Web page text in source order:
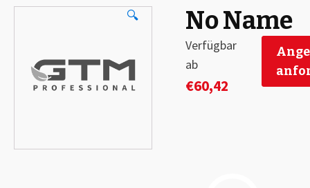
🔍 No Name
Verfügbar
ab
€60,42